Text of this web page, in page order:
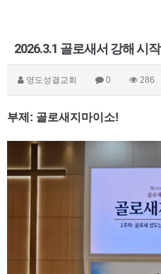
2026.3.1 골로새서 강해 시작
영도성결교회 0 286
부제: 골로새지마이소!